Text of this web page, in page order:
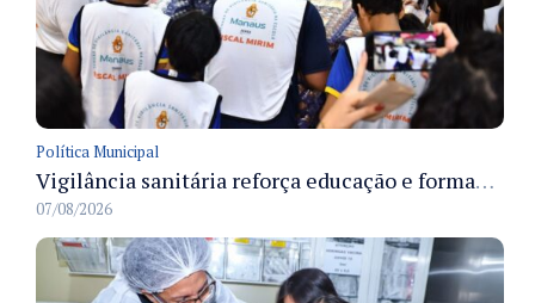
Política Municipal
Vigilância sanitária reforça educação e formação de médicos em Manaus na Semana da Vigilância 2026
07/08/2026